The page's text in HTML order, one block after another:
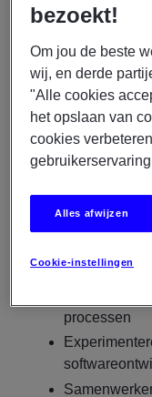
frontend,backend
Dit ga je doen
Ontwikkelen
voor
Bouwen van
Oplossen
bestaande
verwerking
processen
bezoekt!
Om jou de beste
wij, en derde
"Alle cookies
het opslaan van
cookies
Cookie-instellingen
Alles afwijzen